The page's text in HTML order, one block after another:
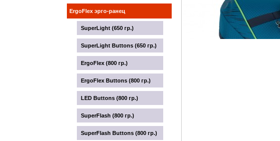
ErgoFlex эрго-ранец
SuperLight (650 гр.)
SuperLight Buttons (650 гр.)
ErgoFlex (800 гр.)
ErgoFlex Buttons (800 гр.)
LED Buttons (800 гр.)
SuperFlash (800 гр.)
SuperFlash Buttons (800 гр.)